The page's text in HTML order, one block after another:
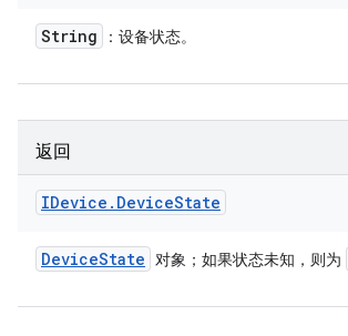
String ：设备状态。
返回
IDevice . DeviceState
DeviceState 对象；如果状态未知，则为